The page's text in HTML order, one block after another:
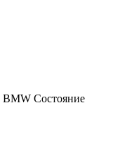
BMW Состояние